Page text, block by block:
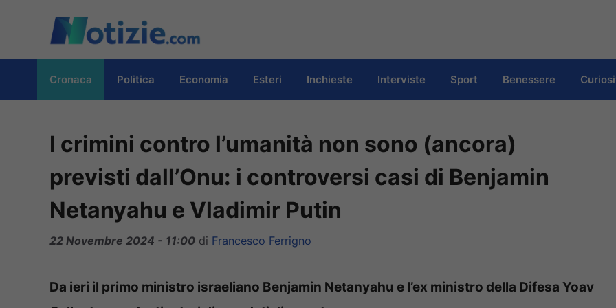
contenuto
Cronaca Politica Economia Esteri Inchieste Interviste Sport Benessere
I crimini contro l’umanità non sono (ancora)
previsti dall’Onu: i controversi casi di Benjamin
Netanyahu e Vladimir Putin
22 Novembre 2024 - 11:00 di Francesco Ferrigno
Da ieri il primo ministro israeliano Benjamin Netanyahu e l’ex ministro della Difesa Yoav